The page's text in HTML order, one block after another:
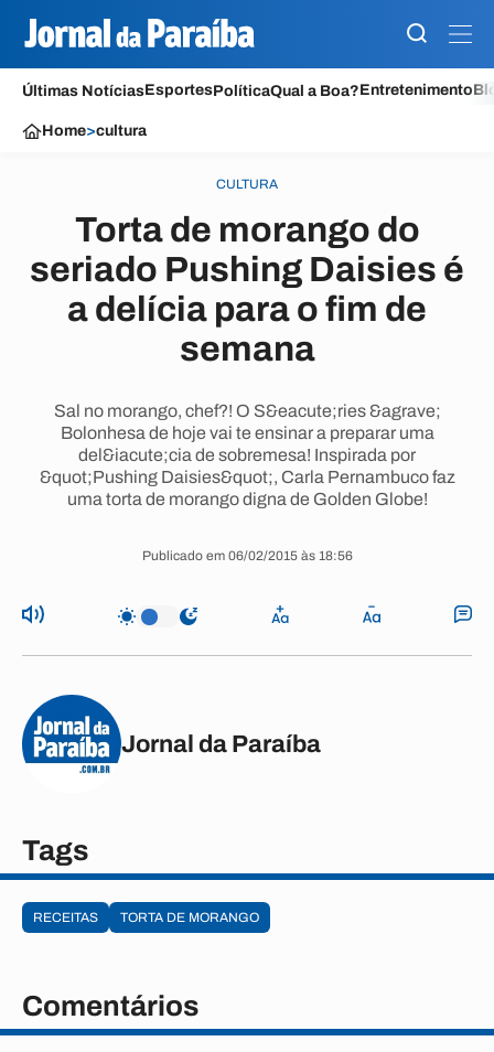
Últimas NotíciasEsportesPolíticaQual a Boa?Entretenimento
Home>cultura
CULTURA
Torta de morango do
seriado Pushing Daisies é
a delícia para o fim de
semana
Sal no morango, chef?! O S&eacute;ries &agrave;
Bolonhesa de hoje vai te ensinar a preparar uma
del&iacute;cia de sobremesa! Inspirada por
&quot;Pushing Daisies&quot;, Carla Pernambuco faz
uma torta de morango digna de Golden Globe!
Publicado em 06/02/2015 às 18:56
Jornal da Paraíba
Tags
RECEITAS TORTA DE MORANGO
Comentários